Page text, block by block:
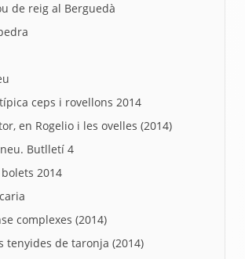
de reig al Berguedà
ceps i rovellons 2014
en Rogelio i les ovelles (2014)
Butlletí 4
2014
complexes (2014)
tenyides de taronja (2014)